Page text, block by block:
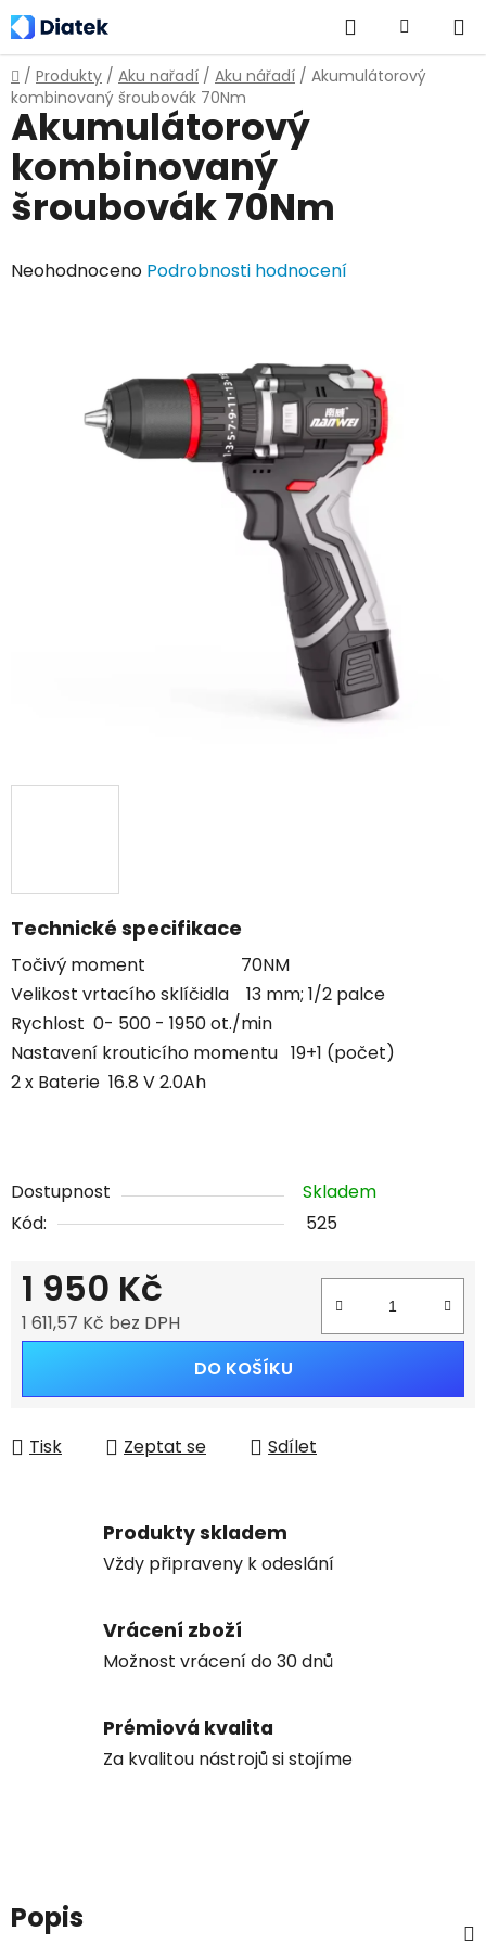
Přejít
na
obsah
Hledat NÁKUPNÍ
KOŠÍK
Domů
/ Produkty / Aku nařadí / Aku nářadí / Akumulátorový
kombinovaný šroubovák 70Nm
Technické specifikace
Točivý moment 70NM
Velikost vrtacího sklíčidla 13 mm; 1/2 palce
Rychlost 0- 500 - 1950 ot./min
Nastavení krouticího momentu 19+1 (počet)
2 x Baterie 16.8 V 2.0Ah
Dostupnost
Skladem
Kód:
525
1 950 Kč
1 611,57 Kč bez DPH
DO KOŠÍKU
Tisk Zeptat se Sdílet
Akumulátorový
kombinovaný
šroubovák 70Nm
Průměrné
Neohodnoceno Podrobnosti hodnocení
Produkty skladem
Vždy připraveny k odeslání
Vrácení zboží
Možnost vrácení do 30 dnů
Prémiová kvalita
Za kvalitou nástrojů si stojíme
Popis